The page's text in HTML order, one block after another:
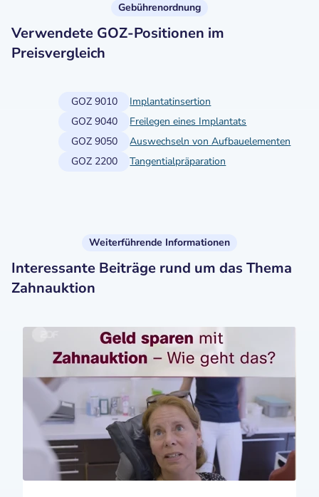
Gebührenordnung
Verwendete GOZ-Positionen im
Preisvergleich
GOZ 9010
Implantatinsertion
GOZ 9040
Freilegen eines Implantats
GOZ 9050
Auswechseln von Aufbauelementen
GOZ 2200
Tangentialpräparation
Weiterführende Informationen
Interessante Beiträge rund um das Thema
Zahnauktion